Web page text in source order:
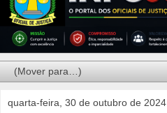
quarta-feira, 30 de outubro de 2024